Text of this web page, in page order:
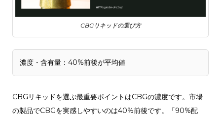
CBGリキッドの選び方
濃度・含有量：40%前後が平均値
CBGリキッドを選ぶ最重要ポイントはCBGの濃度です。市場
の製品でCBGを実感しやすいのは40%前後です。「90%配